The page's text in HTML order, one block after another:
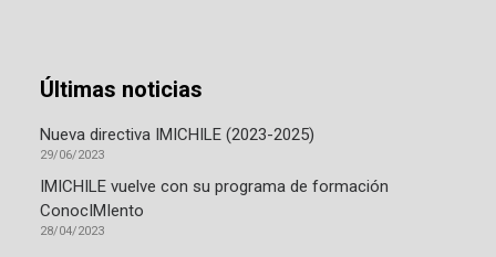
Últimas noticias
Nueva directiva IMICHILE (2023-2025)
29/06/2023
IMICHILE vuelve con su programa de formación
ConocIMIento
28/04/2023